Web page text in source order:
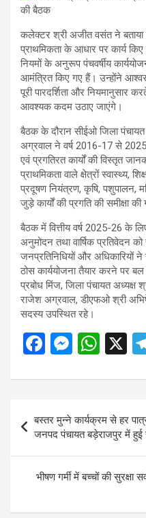
कलेक्टर श्री अजीत वसंत ने बताया
प्राथमिकता के आधार पर कार्य
नियमों के अनुरूप पंचवर्षीय
आमंत्रित किए गए हैं। उन्होंने
पूरी पारदर्शिता और नियमानुसार
आवश्यक कदम उठाए जाएंगे।
बैठक के दौरान सीईओ जिला
अग्रवाल ने वर्ष 2016-17 से
एवं प्रगतिरत कार्यों की विस्तृत
प्राथमिकता वाले क्षेत्रों स्वास्थ्य,
प्रदूषण नियंत्रण, कृषि, पशुपालन,
जुड़े कार्यों की प्रगति की समीक्षा की
बैठक में वित्तीय वर्ष 2025-26 के
अनुमोदन तथा वार्षिक प्रतिवेदन
जनप्रतिनिधियों और
ठोस कार्ययोजना तैयार करने पर
प्रबोध मिंज, जिला पंचायत अध्यक्ष
राजेश अग्रवाल, डीएफओ श्री
सदस्य उपस्थित रहे।
F
ce
o
o
k
M
se
g
er
W
at
A
p
p
X
navigation
बस्तर मुन्ने कार्यक्रम से हर
जनपद पंचायत बड़ेराजपुर में हुई
भीषण गर्मी में बच्चों की सुरक्षा